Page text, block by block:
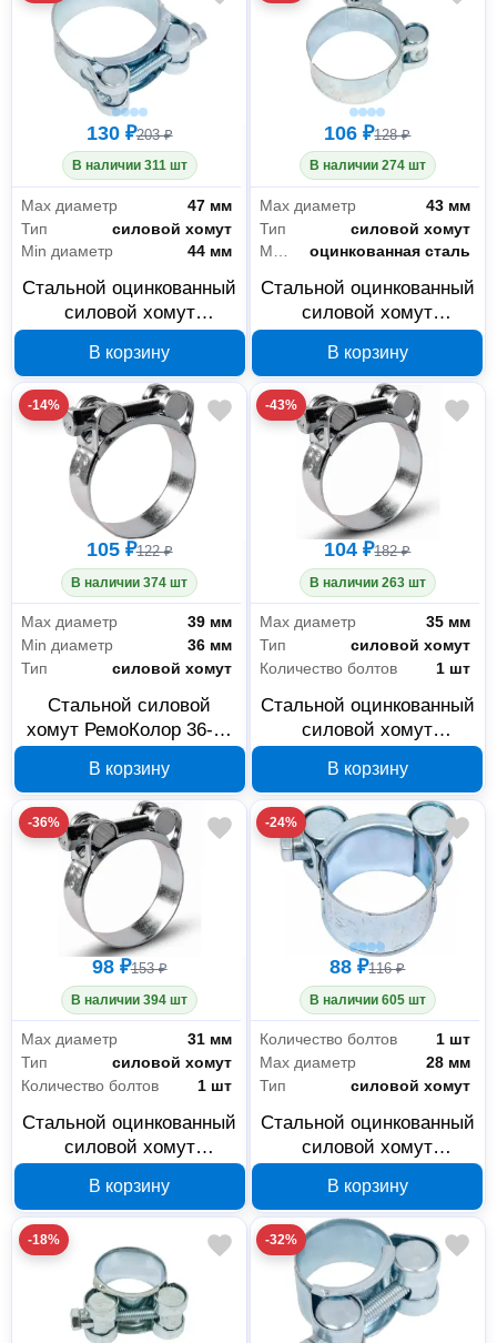
130 ₽203 ₽
В наличии 311 шт
Max диаметр
47 мм
Тип
силовой хомут
Min диаметр
44 мм
Стальной оцинкованный
силовой хомут
6-047
В корзину
106 ₽128 ₽
В наличии 274 шт
Max диаметр
43 мм
Тип
силовой хомут
Материал
оцинкованная сталь
Стальной оцинкованный
силовой хомут
6-043
В корзину
-14%
105 ₽122 ₽
В наличии 374 шт
Max диаметр
39 мм
Min диаметр
36 мм
Тип
силовой хомут
Стальной силовой
хомут РемоКолор 36-39
В корзину
-43%
104 ₽182 ₽
В наличии 263 шт
Max диаметр
35 мм
Тип
силовой хомут
Количество болтов
1 шт
Стальной оцинкованный
силовой хомут
6-035
В корзину
-36%
98 ₽153 ₽
В наличии 394 шт
Max диаметр
31 мм
Тип
силовой хомут
Количество болтов
1 шт
Стальной оцинкованный
силовой хомут
6-031
В корзину
-24%
88 ₽116 ₽
В наличии 605 шт
Количество болтов
1 шт
Max диаметр
28 мм
Тип
силовой хомут
Стальной оцинкованный
силовой хомут
6-028
В корзину
-18% -32%